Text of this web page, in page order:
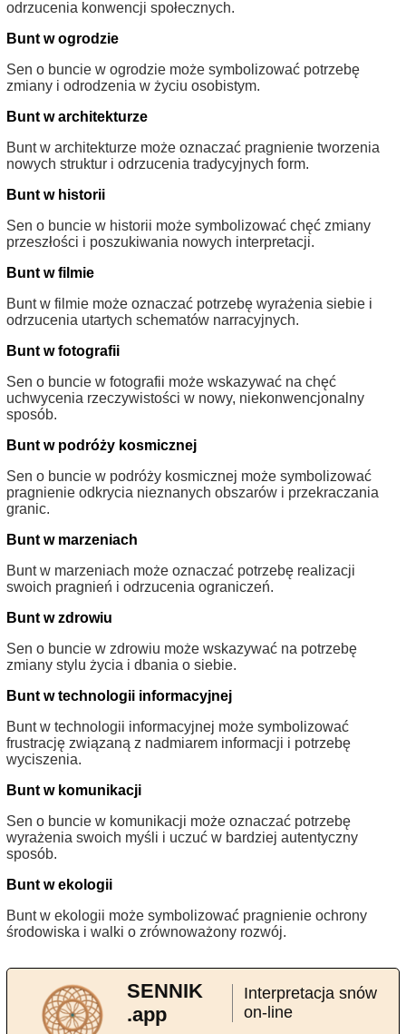
odrzucenia konwencji społecznych.
Bunt w ogrodzie
Sen o buncie w ogrodzie może symbolizować potrzebę
zmiany i odrodzenia w życiu osobistym.
Bunt w architekturze
Bunt w architekturze może oznaczać pragnienie tworzenia
nowych struktur i odrzucenia tradycyjnych form.
Bunt w historii
Sen o buncie w historii może symbolizować chęć zmiany
przeszłości i poszukiwania nowych interpretacji.
Bunt w filmie
Bunt w filmie może oznaczać potrzebę wyrażenia siebie i
odrzucenia utartych schematów narracyjnych.
Bunt w fotografii
Sen o buncie w fotografii może wskazywać na chęć
uchwycenia rzeczywistości w nowy, niekonwencjonalny
sposób.
Bunt w podróży kosmicznej
Sen o buncie w podróży kosmicznej może symbolizować
pragnienie odkrycia nieznanych obszarów i przekraczania
granic.
Bunt w marzeniach
Bunt w marzeniach może oznaczać potrzebę realizacji
swoich pragnień i odrzucenia ograniczeń.
Bunt w zdrowiu
Sen o buncie w zdrowiu może wskazywać na potrzebę
zmiany stylu życia i dbania o siebie.
Bunt w technologii informacyjnej
Bunt w technologii informacyjnej może symbolizować
frustrację związaną z nadmiarem informacji i potrzebę
wyciszenia.
Bunt w komunikacji
Sen o buncie w komunikacji może oznaczać potrzebę
wyrażenia swoich myśli i uczuć w bardziej autentyczny
sposób.
Bunt w ekologii
Bunt w ekologii może symbolizować pragnienie ochrony
środowiska i walki o zrównoważony rozwój.
SENNIK
.app
Interpretacja snów
on-line